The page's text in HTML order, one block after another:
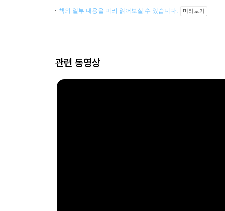
책의 일부 내용을 미리 읽어보실 수 있습니다. 미리보기
관련 동영상